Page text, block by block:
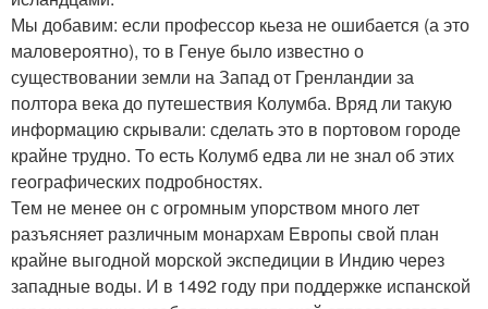
Мы добавим: если профессор кьеза не ошибается (а это
маловероятно), то в Генуе было известно о
существовании земли на Запад от Гренландии за
полтора века до путешествия Колумба. Вряд ли такую
информацию скрывали: сделать это в портовом городе
крайне трудно. То есть Колумб едва ли не знал об этих
географических подробностях.
Тем не менее он с огромным упорством много лет
разъясняет различным монархам Европы свой план
крайне выгодной морской экспедиции в Индию через
западные воды. И в 1492 году при поддержке испанской